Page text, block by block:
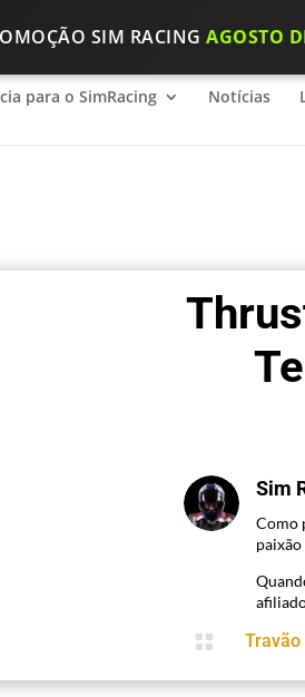
SIM RACINGAGOSTO
para o SimRacing 2026
para o SimRacing Notícias
Sim
Como
paixão
 Travão